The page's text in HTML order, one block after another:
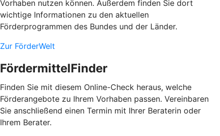
Vorhaben nutzen können. Außerdem finden Sie dort
wichtige Informationen zu den aktuellen
Förderprogrammen des Bundes und der Länder.
Zur FörderWelt
FördermittelFinder
Finden Sie mit diesem Online-Check heraus, welche
Förderangebote zu Ihrem Vorhaben passen. Vereinbaren
Sie anschließend einen Termin mit Ihrer Beraterin oder
Ihrem Berater.